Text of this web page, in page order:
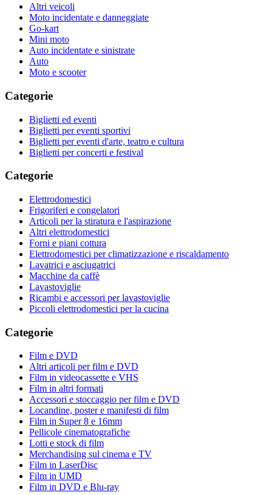
Altri veicoli
Moto incidentate e danneggiate
Go-kart
Mini moto
Auto incidentate e sinistrate
Auto
Moto e scooter
Categorie
Biglietti ed eventi
Biglietti per eventi sportivi
Biglietti per eventi d'arte, teatro e cultura
Biglietti per concerti e festival
Categorie
Elettrodomestici
Frigoriferi e congelatori
Articoli per la stiratura e l'aspirazione
Altri elettrodomestici
Forni e piani cottura
Elettrodomestici per climatizzazione e riscaldamento
Lavatrici e asciugatrici
Macchine da caffè
Lavastoviglie
Ricambi e accessori per lavastoviglie
Piccoli elettrodomestici per la cucina
Categorie
Film e DVD
Altri articoli per film e DVD
Film in videocassette e VHS
Film in altri formati
Accessori e stoccaggio per film e DVD
Locandine, poster e manifesti di film
Film in Super 8 e 16mm
Pellicole cinematografiche
Lotti e stock di film
Merchandising sul cinema e TV
Film in LaserDisc
Film in UMD
Film in DVD e Blu-ray